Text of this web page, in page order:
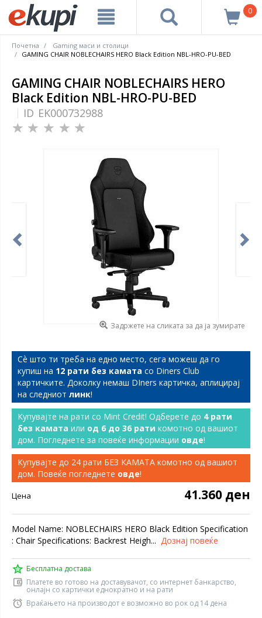
0
Почетна
Gaming маси и столици
GAMING CHAIR NOBLECHAIRS HERO Black Edition NBL-HRO-PU-BED
GAMING CHAIR NOBLECHAIRS HERO
Black Edition NBL-HRO-PU-BED
ID EK000732988
Задржете на сликата за да ја зумирате
Сѐ што ти треба на едно место, сега можеш да го
купиш на 12 рати без камата со Diners Club
картичките. Доколку немаш DIners картичка, аплицирај
на следниот линк!
Купувајте на рати со Mint Credit! Одберете до 4 рати
без камата или од 6 до 36 рати комотно од вашиот
дом. Погледнете за повеќе информации овде!
Купувајте до 24 рати БЕЗ КАМАТА комотно од вашиот
дом. Повеќе погледнете овде!
Цена 41.360 ден
Model Name: NOBLECHAIRS HERO Black Edition Specification
: Chair Specifications: Backrest Heigh... Дознај повеќе
Бесплатна достава
Платете во готово на доставувачот, со интернет банкарство,
онлајн со картички еднократно и на рати
Враќањето на производот е возможно во рок од 14 дена